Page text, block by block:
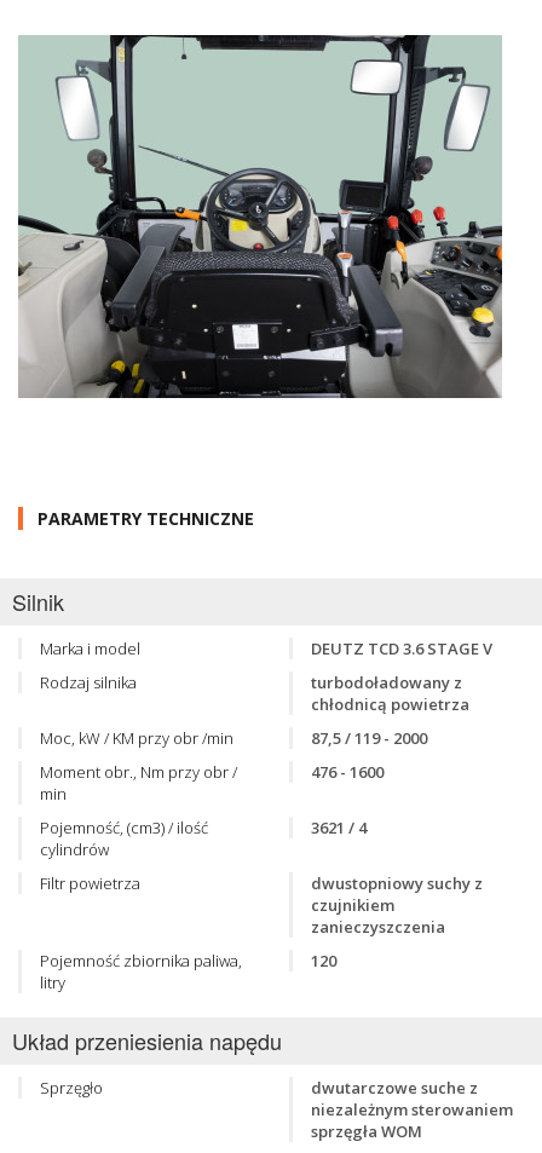
PARAMETRY TECHNICZNE
Silnik
Marka i model
DEUTZ TCD 3.6 STAGE V
Rodzaj silnika
turbodoładowany z
chłodnicą powietrza
Moc, kW / KM przy obr /min
87,5 / 119 - 2000
Moment obr., Nm przy obr /
min
476 - 1600
Pojemność, (cm3) / ilość
cylindrów
3621 / 4
Filtr powietrza
dwustopniowy suchy z
czujnikiem
zanieczyszczenia
Pojemność zbiornika paliwa,
litry
120
Układ przeniesienia napędu
Sprzęgło
dwutarczowe suche z
niezależnym sterowaniem
sprzęgła WOM